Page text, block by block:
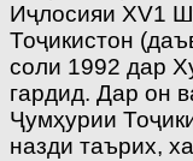
Иҷлосияи ХV1
Тоҷикистон
соли 1992 дар
гардид. Дар он
Ҷумҳурии
назди таърих,